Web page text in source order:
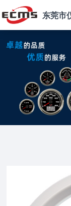
东莞市